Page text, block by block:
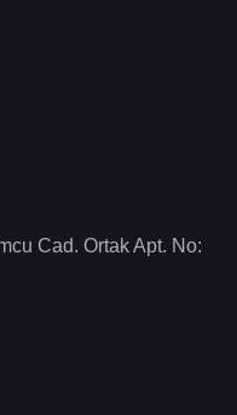
Cad. Ortak Apt. No: